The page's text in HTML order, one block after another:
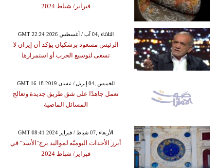
فبراير/ شباط 2024
GMT 22:24 2026 الثلاثاء ,04 آب / أغسطس
الرئيس مسعود بزشكيان يؤكد أن إيران لا
تسعى لتوسيع الحرب أو استمرارها
GMT 16:18 2019 الخميس ,04 إبريل / نيسان
تعمل جاهدًا على شق طريق جديدة وتعالج
المسائل الماضية
GMT 08:41 2024 الأربعاء ,07 شباط / فبراير
أبرز الأحداث اليوميّة لمواليد برج"الأسد" في
فبراير/ شباط 2024